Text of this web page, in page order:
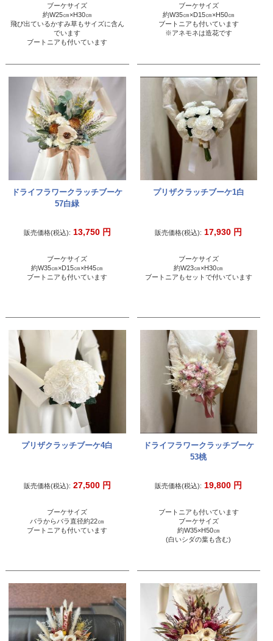
ブーケサイズ
約W25㎝×H30㎝
飛び出ているかすみ草もサイズに含ん
でいます
ブートニアも付いています
ブーケサイズ
約W35㎝×D15㎝×H50㎝
ブートニアも付いています
※アネモネは造花です
ドライフラワークラッチブーケ
57白緑
販売価格(税込): 13,750 円
ブーケサイズ
約W35㎝×D15㎝×H45㎝
ブートニアも付いています
プリザクラッチブーケ1白
販売価格(税込): 17,930 円
ブーケサイズ
約W23㎝×H30㎝
ブートニアもセットで付いています
プリザクラッチブーケ4白
販売価格(税込): 27,500 円
ブーケサイズ
バラからバラ直径約22㎝
ブートニアも付いています
ドライフラワークラッチブーケ
53桃
販売価格(税込): 19,800 円
ブートニアも付いています
ブーケサイズ
約W35×H50㎝
(白いシダの葉も含む)